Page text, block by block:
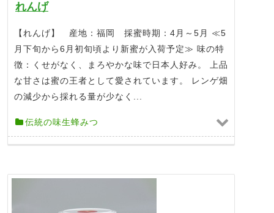
れんげ
【れんげ】 産地：福岡 採蜜時期：4月～5月 ≪5
月下旬から6月初旬頃より新蜜が入荷予定≫ 味の特
徴：くせがなく、まろやかな味で日本人好み。 上品
な甘さは蜜の王者として愛されています。 レンゲ畑
の減少から採れる量が少なく...
伝統の味生蜂みつ